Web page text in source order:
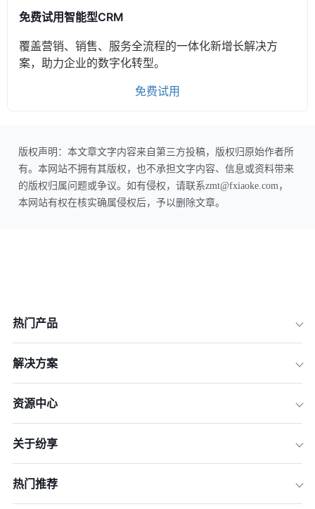
免费试用智能型CRM
覆盖营销、销售、服务全流程的一体化新增长解决方
案，助力企业的数字化转型。
免费试用
版权声明：本文章文字内容来自第三方投稿，版权归原始作者所
有。本网站不拥有其版权，也不承担文字内容、信息或资料带来
的版权归属问题或争议。如有侵权，请联系zmt@fxiaoke.com，
本网站有权在核实确属侵权后，予以删除文章。
热门产品
解决方案
资源中心
关于纷享
热门推荐